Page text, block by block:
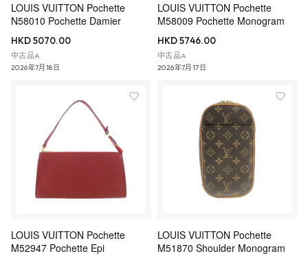
LOUIS VUITTON Pochette
N58010 Pochette Damier
HKD 5070.00
中古品A
2026年7月18日
LOUIS VUITTON Pochette
M58009 Pochette Monogram
HKD 5746.00
中古品A
2026年7月17日
LOUIS VUITTON Pochette
M52947 Pochette Epi
LOUIS VUITTON Pochette
M51870 Shoulder Monogram